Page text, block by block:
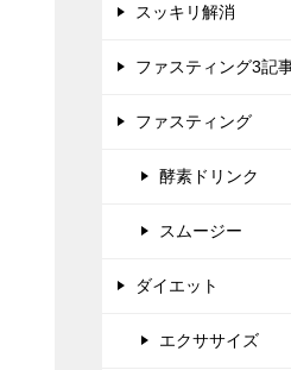
スッキリ解消
ファスティング3記
ファスティング
酵素ドリンク
スムージー
ダイエット
エクササイズ